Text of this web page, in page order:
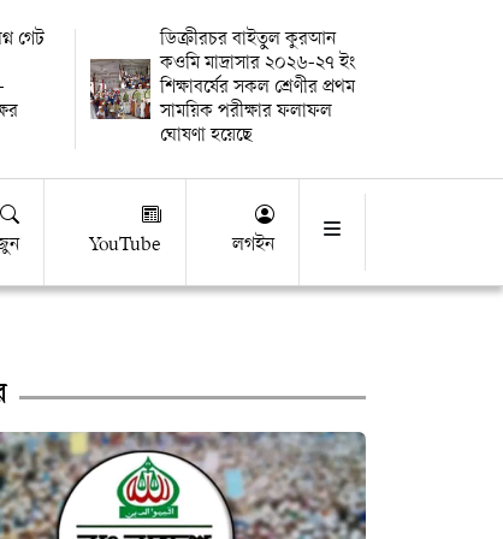
গেট
ডিক্রীরচর বাইতুল কুরআন
কওমি মাদ্রাসার ২০২৬-২৭ ইং
শিক্ষাবর্ষের সকল শ্রেণীর প্রথম
সাময়িক পরীক্ষার ফলাফল
ঘোষণা হয়েছে
YouTube লগইন